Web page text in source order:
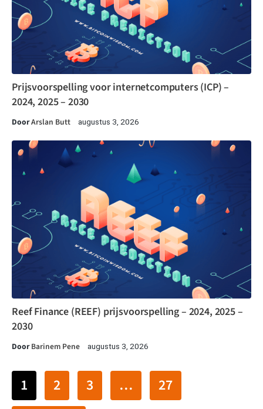
Prijsvoorspelling voor internetcomputers (ICP) –
2024, 2025 – 2030
DoorArslan Butt augustus 3, 2026
Reef Finance (REEF) prijsvoorspelling – 2024, 2025 –
2030
DoorBarinem Pene augustus 3, 2026
1 2 3 …
27